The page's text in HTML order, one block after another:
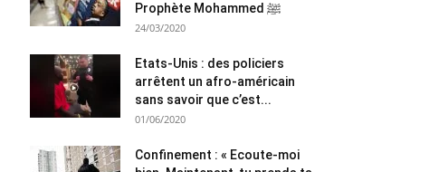
Prophète Mohammed ﷺ
24/03/2020
Etats-Unis : des policiers
arrêtent un afro-américain
sans savoir que c’est...
01/06/2020
Confinement : « Ecoute-moi